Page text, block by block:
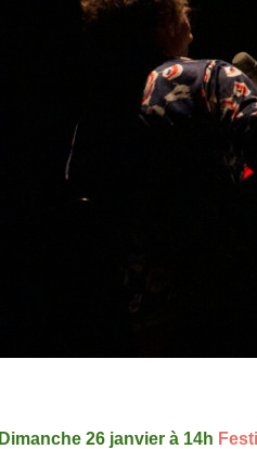
Dimanche 26 janvier à 14h